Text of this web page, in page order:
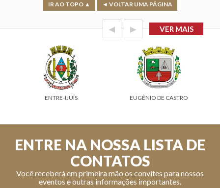
IR AO TOPO ▲ ◄ VOLTAR UMA PÁGINA
◀ ▶ VER MAIS
EUGÊNIO DE CASTRO
ENTRE NA NOSSA LISTA DE
CONTATOS
Você receberá em primeira mão os convites para nossos
eventos e outras informações importantes.